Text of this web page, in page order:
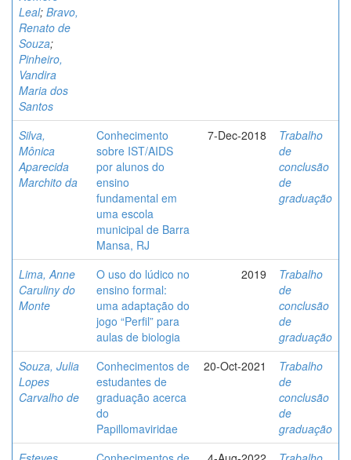
Leal; Bravo,
Renato de
Souza;
Pinheiro,
Vandira
Maria dos
Santos
Silva,
Mônica
Aparecida
Marchito da
Conhecimento
sobre IST/AIDS
por alunos do
ensino
fundamental em
uma escola
municipal de Barra
Mansa, RJ
7-Dec-2018
Trabalho
de
conclusão
de
graduação
Lima, Anne
Caruliny do
Monte
O uso do lúdico no
ensino formal:
uma adaptação do
jogo “Perfil” para
aulas de biologia
2019
Trabalho
de
conclusão
de
graduação
Souza, Julia
Lopes
Carvalho de
Conhecimentos de
estudantes de
graduação acerca
do
Papillomaviridae
20-Oct-2021
Trabalho
de
conclusão
de
graduação